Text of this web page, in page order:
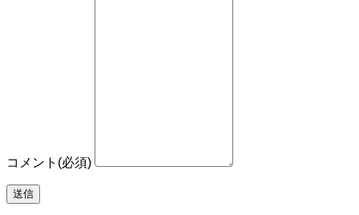
コメント (必須)
送信